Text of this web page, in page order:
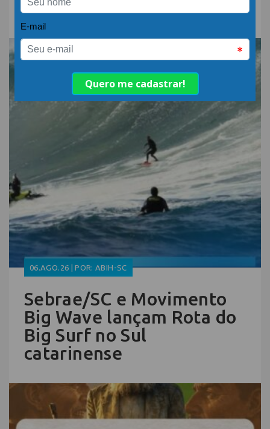
neutro?
06.AGO.26 | POR: ABIH-SC
Sebrae/SC e Movimento
Big Wave lançam Rota do
Big Surf no Sul
catarinense